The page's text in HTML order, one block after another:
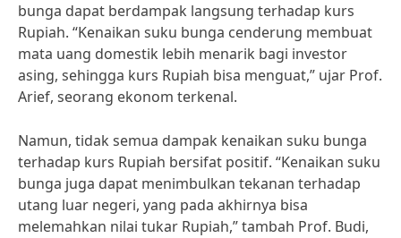
bunga dapat berdampak langsung terhadap kurs
Rupiah. “Kenaikan suku bunga cenderung membuat
mata uang domestik lebih menarik bagi investor
asing, sehingga kurs Rupiah bisa menguat,” ujar Prof.
Arief, seorang ekonom terkenal.
Namun, tidak semua dampak kenaikan suku bunga
terhadap kurs Rupiah bersifat positif. “Kenaikan suku
bunga juga dapat menimbulkan tekanan terhadap
utang luar negeri, yang pada akhirnya bisa
melemahkan nilai tukar Rupiah,” tambah Prof. Budi,